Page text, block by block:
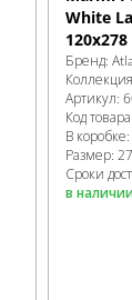
White
120x278
Бренд:
Артикул:
Код товара:
В коробке:
Размер:
Сроки
в наличии